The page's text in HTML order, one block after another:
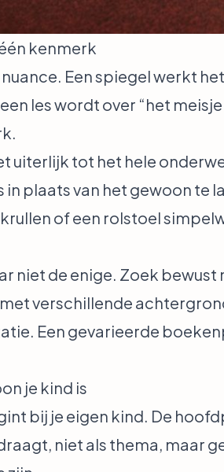
kenmerk
Een spiegel werkt
les wordt over “het
uiterlijk tot het hele
plaats van het gewoon te
of een rolstoel
niet de enige. Zoek
verschillende
Een gevarieerde
je kind is
bij je eigen kind. De
niet als thema, maar